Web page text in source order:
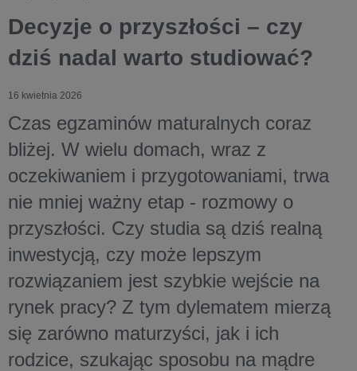
Decyzje o przyszłości – czy
dziś nadal warto studiować?
16 kwietnia 2026
Czas egzaminów maturalnych coraz
bliżej. W wielu domach, wraz z
oczekiwaniem i przygotowaniami, trwa
nie mniej ważny etap - rozmowy o
przyszłości. Czy studia są dziś realną
inwestycją, czy może lepszym
rozwiązaniem jest szybkie wejście na
rynek pracy? Z tym dylematem mierzą
się zarówno maturzyści, jak i ich
rodzice, szukając sposobu na mądre